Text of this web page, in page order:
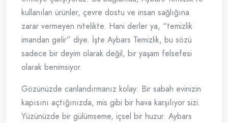
kullanılan ürünler, çevre dostu ve insan sağlığına
zarar vermeyen nitelikte. Hani derler ya, “temizlik
imandan gelir” diye. İşte Aybars Temizlik, bu sözü
sadece bir deyim olarak değil, bir yaşam felsefesi
olarak benimsiyor.
Gözünüzde canlandırmanız kolay: Bir sabah evinizin
kapısını açtığınızda, mis gibi bir hava karşılıyor sizi.
Yüzünüzde bir gülümseme, içsel bir huzur. Aybars